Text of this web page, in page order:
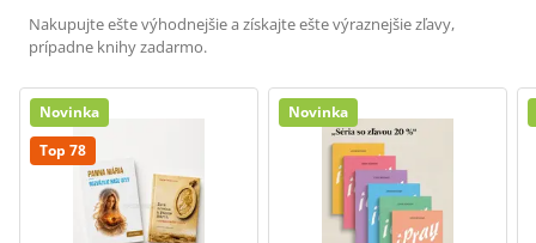
Nakupujte ešte výhodnejšie a získajte ešte výraznejšie zľavy,
prípadne knihy zadarmo.
Novinka
Top 78
Novinka